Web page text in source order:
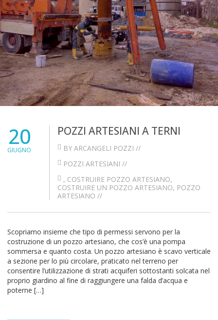
20
GIUGNO
POZZI ARTESIANI A TERNI
BY ARCANGELI POZZI //
POZZI ARTESIANI //
, COSTRUIRE POZZO ARTESIANO,
COSTRUIRE UN POZZO ARTESIANO, POZZO
ARTESIANO //
Scopriamo insieme che tipo di permessi servono per la
costruzione di un pozzo artesiano, che cos’è una pompa
sommersa e quanto costa. Un pozzo artesiano è scavo verticale
a sezione per lo più circolare, praticato nel terreno per
consentire l’utilizzazione di strati acquiferi sottostanti solcata nel
proprio giardino al fine di raggiungere una falda d’acqua e
poterne […]